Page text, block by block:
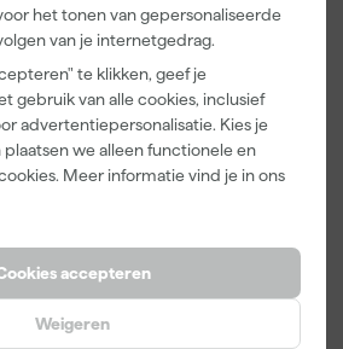
het tonen van gepersonaliseerde
van je internetgedrag.
te klikken, geef je
gebruik van alle cookies, inclusief
advertentiepersonalisatie. Kies je
plaatsen we alleen functionele en
Meer informatie vind je in ons
accepteren
Weigeren
Makita
821551-8
Mbox
opbergkoffer
821552-6